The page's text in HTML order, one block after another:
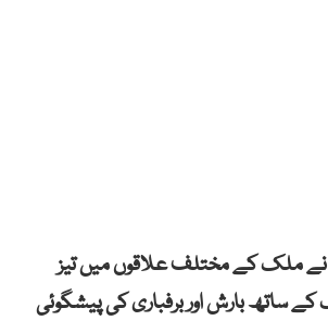
ملک کے مختلف علاقوں میں تیز
ساتھ بارش اور برفباری کی پیشگوئی